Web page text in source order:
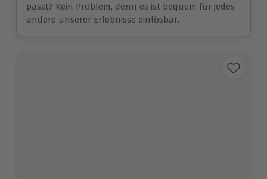
passt? Kein Problem, denn es ist bequem für jedes
andere unserer Erlebnisse einlösbar.